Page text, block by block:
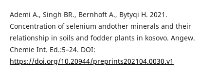
Ademi A., Singh BR., Bernhoft A., Bytyqi H. 2021.
Concentration of selenium andother minerals and their
relationship in soils and fodder plants in kosovo. Angew.
Chemie Int. Ed.:5–24. DOI:
https://doi.org/10.20944/preprints202104.0030.v1